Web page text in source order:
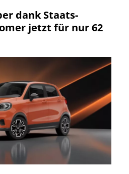
dank Staats-
jetzt für nur 62